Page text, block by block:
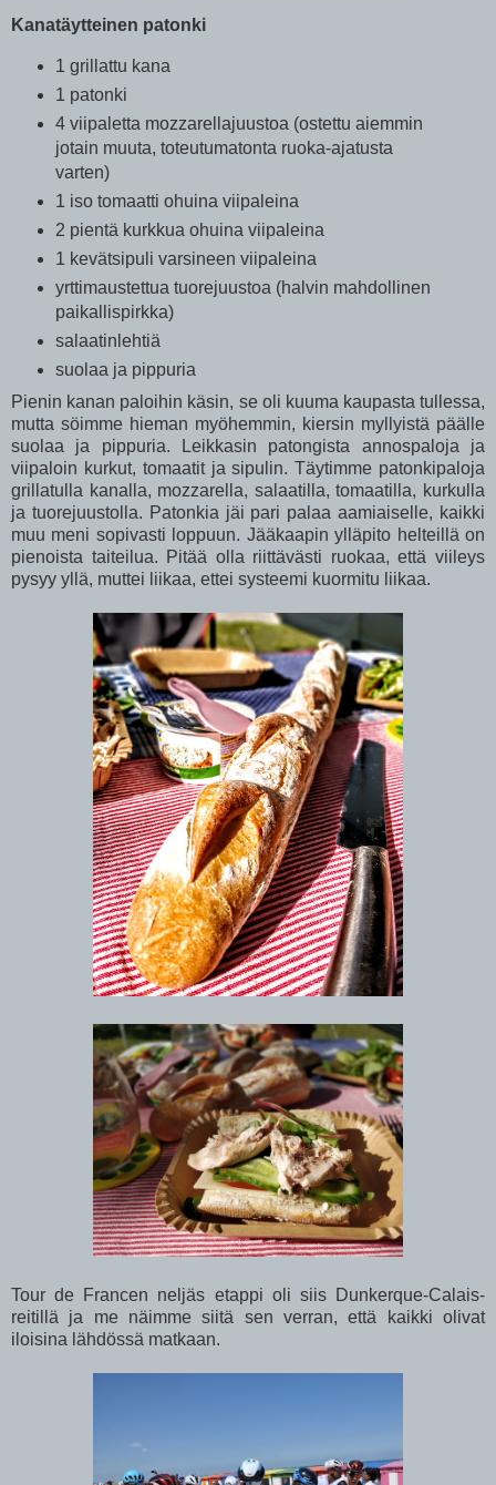
Kanatäytteinen patonki
1 grillattu kana
1 patonki
4 viipaletta mozzarellajuustoa (ostettu aiemmin
jotain muuta, toteutumatonta ruoka-ajatusta
varten)
1 iso tomaatti ohuina viipaleina
2 pientä kurkkua ohuina viipaleina
1 kevätsipuli varsineen viipaleina
yrttimaustettua tuorejuustoa (halvin mahdollinen
paikallispirkka)
salaatinlehtiä
suolaa ja pippuria
Pienin kanan paloihin käsin, se oli kuuma kaupasta tullessa,
mutta söimme hieman myöhemmin, kiersin myllyistä päälle
suolaa ja pippuria. Leikkasin patongista annospaloja ja
viipaloin kurkut, tomaatit ja sipulin. Täytimme patonkipaloja
grillatulla kanalla, mozzarella, salaatilla, tomaatilla, kurkulla
ja tuorejuustolla. Patonkia jäi pari palaa aamiaiselle, kaikki
muu meni sopivasti loppuun. Jääkaapin ylläpito helteillä on
pienoista taiteilua. Pitää olla riittävästi ruokaa, että viileys
pysyy yllä, muttei liikaa, ettei systeemi kuormitu liikaa.
Tour de Francen neljäs etappi oli siis Dunkerque-Calais-
reitillä ja me näimme siitä sen verran, että kaikki olivat
iloisina lähdössä matkaan.